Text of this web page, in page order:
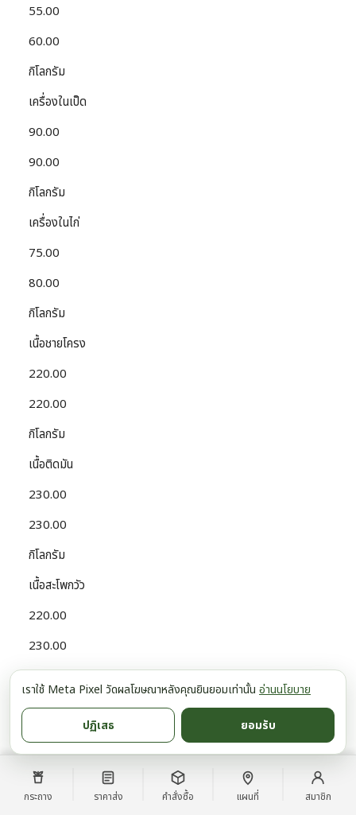
55.00
60.00
กิโลกรัม
เครื่องในเป็ด
90.00
90.00
กิโลกรัม
เครื่องในไก่
75.00
80.00
กิโลกรัม
เนื้อชายโครง
220.00
220.00
กิโลกรัม
เนื้อติดมัน
230.00
230.00
กิโลกรัม
เนื้อสะโพกวัว
220.00
230.00
กิโลกรัม
เนื้อสันคอ
220.00
กิโลกรัม
กระถาง ราคาส่ง คำสั่งซื้อ แผนที่ สมาชิก
เราใช้ Meta Pixel วัดผลโฆษณาหลังคุณยินยอมเท่านั้น อ่านนโยบาย
ปฏิเสธ ยอมรับ